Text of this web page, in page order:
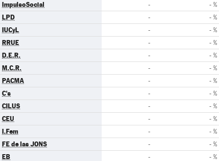
ImpulsoSocial - - %
LPD - - %
IUCyL - - %
RRUE - - %
D.E.R. - - %
M.C.R. - - %
PACMA - - %
C's - - %
CILUS - - %
CEU - - %
I.Fem - - %
FE de las JONS - - %
EB - - %